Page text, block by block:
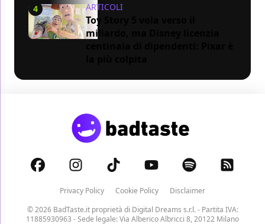
4 ARTICOLI
Toy Story 5 vola verso il
miliardo, ma Disney licenzia
Privacy Policy Cookie Policy
Disclaimer
© 2026 BadTaste.it proprietà di Digital Dreams s.r.l.- Partita IVA:
11885930963 - Sede legale: Via Alberico Albricci 8, 20122 Milano